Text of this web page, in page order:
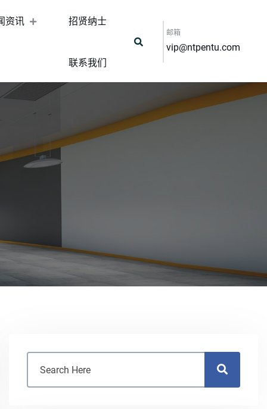
资讯 招贤纳士
联系我们
邮箱
vip@ntpentu.com